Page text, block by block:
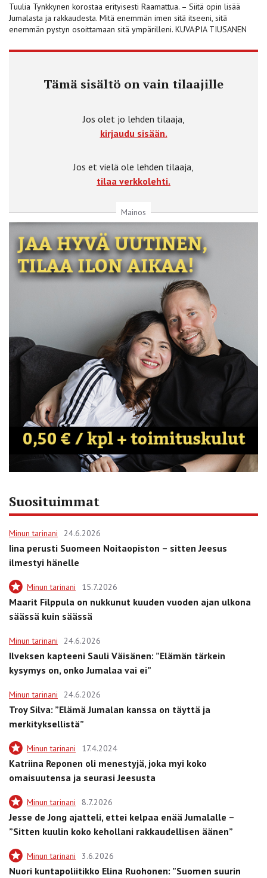
Tuulia Tynkkynen korostaa erityisesti Raamattua. – Siitä opin lisää
Jumalasta ja rakkaudesta. Mitä enemmän imen sitä itseeni, sitä
enemmän pystyn osoittamaan sitä ympärilleni. KUVA:PIA TIUSANEN
Tämä sisältö on vain tilaajille
Jos olet jo lehden tilaaja,
kirjaudu sisään.
Jos et vielä ole lehden tilaaja,
tilaa verkkolehti.
Mainos
Suosituimmat
Minun tarinani 24.6.2026
Iina perusti Suomeen Noitaopiston – sitten Jeesus
ilmestyi hänelle
Minun tarinani 15.7.2026
Maarit Filppula on nukkunut kuuden vuoden ajan ulkona
säässä kuin säässä
Minun tarinani 24.6.2026
Ilveksen kapteeni Sauli Väisänen: ”Elämän tärkein
kysymys on, onko Jumalaa vai ei”
Minun tarinani 24.6.2026
Troy Silva: ”Elämä Jumalan kanssa on täyttä ja
merkityksellistä”
Minun tarinani 17.4.2024
Katriina Reponen oli menestyjä, joka myi koko
omaisuutensa ja seurasi Jeesusta
Minun tarinani 8.7.2026
Jesse de Jong ajatteli, ettei kelpaa enää Jumalalle –
”Sitten kuulin koko kehollani rakkaudellisen äänen”
Minun tarinani 3.6.2026
Nuori kuntapoliitikko Elina Ruohonen: ”Suomen suurin